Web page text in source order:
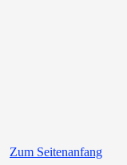
Zum Seitenanfang